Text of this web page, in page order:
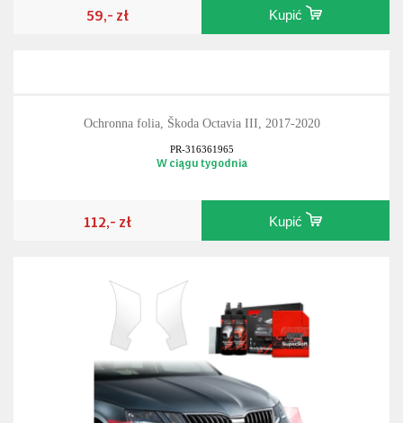
59,- zł Kupić
Ochronna folia, Škoda Octavia III, 2017-2020
PR-316361965
W ciągu tygodnia
112,- zł Kupić